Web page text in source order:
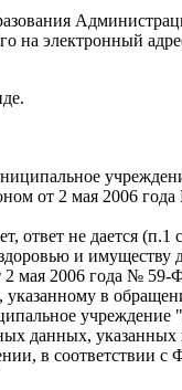
на электронный
от 2 мая 2006
не дается
и имуществу
2 мая 2006 года № 59-
указанному в
данных,
в